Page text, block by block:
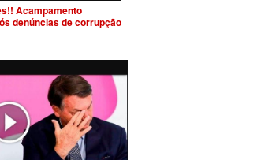
Acampamento
denúncias de corrupção